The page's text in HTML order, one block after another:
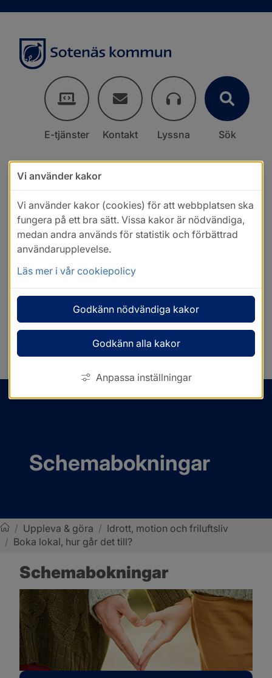
E-tjänster Kontakt Lyssna Sök
Schemabokningar
Sotenäs kommun
/ Uppleva & göra / Idrott, motion och friluftsliv
/ Boka lokal, hur går det till?
Schemabokningar
Vi använder kakor
Vi använder kakor (cookies) för att webbplatsen ska
fungera på ett bra sätt. Vissa kakor är nödvändiga,
medan andra används för statistik och förbättrad
användarupplevelse.
Läs mer i vår cookiepolicy
Godkänn nödvändiga kakor
Godkänn alla kakor
Anpassa inställningar